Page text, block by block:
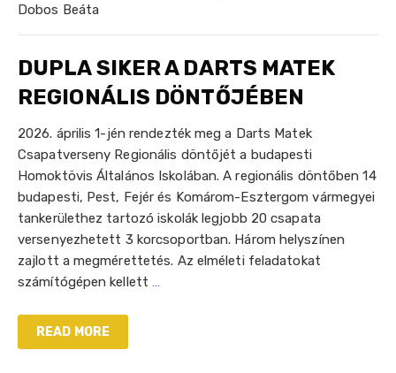
Dobos Beáta
DUPLA SIKER A DARTS MATEK
REGIONÁLIS DÖNTŐJÉBEN
2026. április 1-jén rendezték meg a Darts Matek
Csapatverseny Regionális döntőjét a budapesti
Homoktövis Általános Iskolában. A regionális döntőben 14
budapesti, Pest, Fejér és Komárom-Esztergom vármegyei
tankerülethez tartozó iskolák legjobb 20 csapata
versenyezhetett 3 korcsoportban. Három helyszínen
zajlott a megmérettetés. Az elméleti feladatokat
számítógépen kellett…
READ MORE